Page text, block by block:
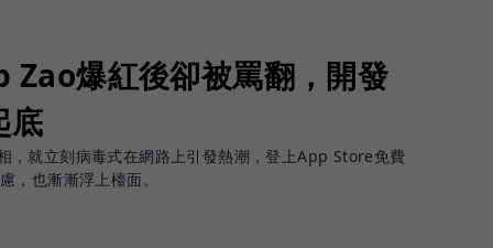
Zao爆紅後卻被罵翻，開發
底
，就立刻病毒式在網路上引發熱潮，登上App Store免費
，也漸漸浮上檯面。